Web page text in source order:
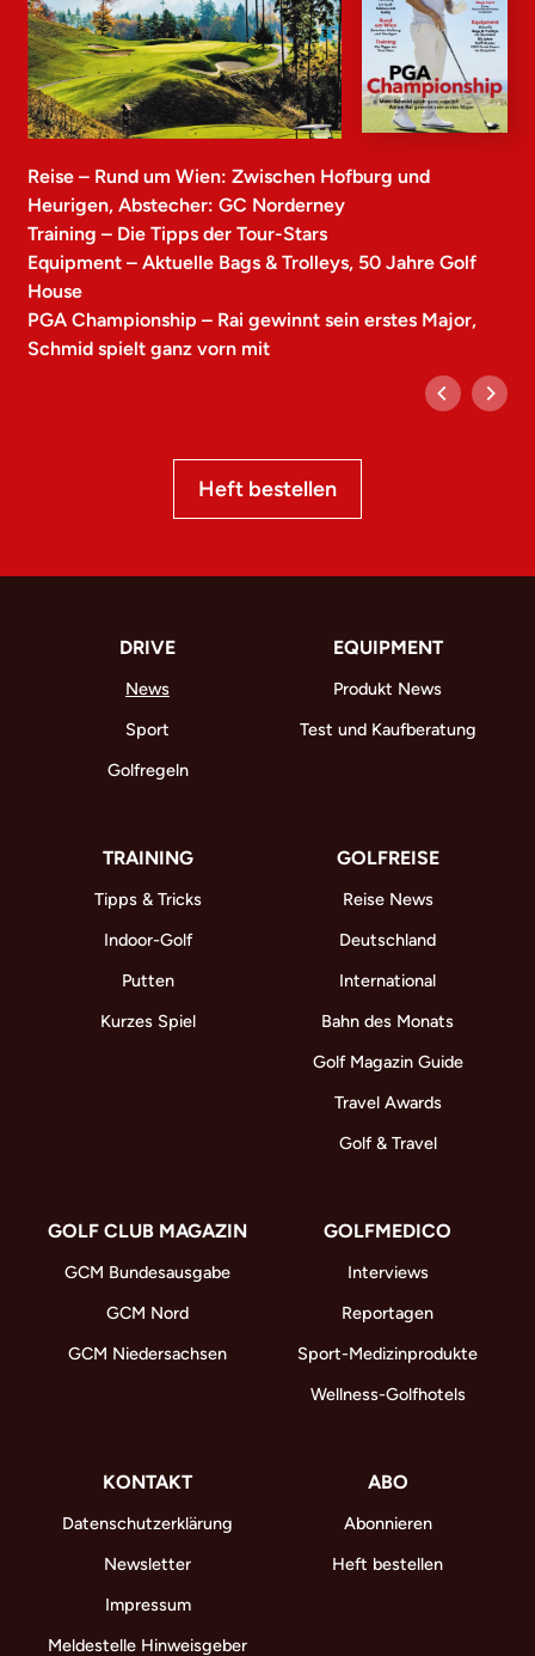
Reise – Rund um Wien: Zwischen Hofburg und
Heurigen, Abstecher: GC Norderney
Training – Die Tipps der Tour-Stars
Equipment – Aktuelle Bags & Trolleys, 50 Jahre Golf
House
PGA Championship – Rai gewinnt sein erstes Major,
Schmid spielt ganz vorn mit
Heft bestellen
DRIVE
News
Sport
Golfregeln
EQUIPMENT
Produkt News
Test und Kaufberatung
TRAINING
Tipps & Tricks
Indoor-Golf
Putten
Kurzes Spiel
GOLFREISE
Reise News
Deutschland
International
Bahn des Monats
Golf Magazin Guide
Travel Awards
Golf & Travel
GOLF CLUB MAGAZIN
GCM Bundesausgabe
GCM Nord
GCM Niedersachsen
GOLFMEDICO
Interviews
Reportagen
Sport-Medizinprodukte
Wellness-Golfhotels
KONTAKT
Datenschutzerklärung
Newsletter
Impressum
Meldestelle Hinweisgeber
ABO
Abonnieren
Heft bestellen